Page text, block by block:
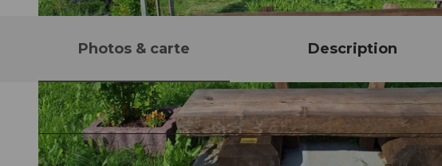
Photos & carte Description